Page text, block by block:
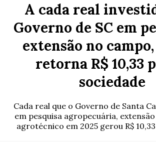
A cada real
Governo de SC em
extensão no
retorna R$ 10,33
sociedade
Cada real que o Governo de Santa
em pesquisa agropecuária,
agrotécnico em 2025 gerou R$